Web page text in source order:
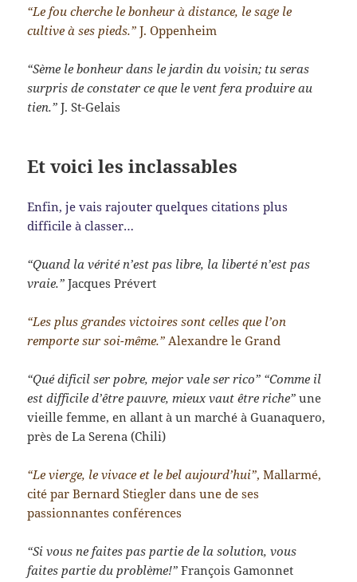
“Le fou cherche le bonheur à distance, le sage le
cultive à ses pieds.” J. Oppenheim
“Sème le bonheur dans le jardin du voisin; tu seras
surpris de constater ce que le vent fera produire au
tien.”J. St-Gelais
Et voici les inclassables
Enfin, je vais rajouter quelques citations plus
difficile à classer…
“Quand la vérité n’est pas libre, la liberté n’est pas
vraie.” Jacques Prévert
“Les plus grandes victoires sont celles que l’on
remporte sur soi-même.” Alexandre le Grand
“Qué dificil ser pobre, mejor vale ser rico” “Comme il
est difficile d’être pauvre, mieux vaut être riche”une
vieille femme, en allant à un marché à Guanaquero,
près de La Serena (Chili)
“Le vierge, le vivace et le bel aujourd’hui”, Mallarmé,
cité par Bernard Stiegler dans une de ses
passionnantes conférences
“Si vous ne faites pas partie de la solution, vous
faites partie du problème!” François Gamonnet